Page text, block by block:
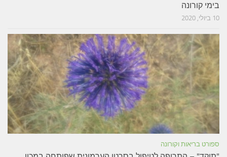
בימי קורונה
10 ביולי, 2020
ספורט בריאות וקורונה